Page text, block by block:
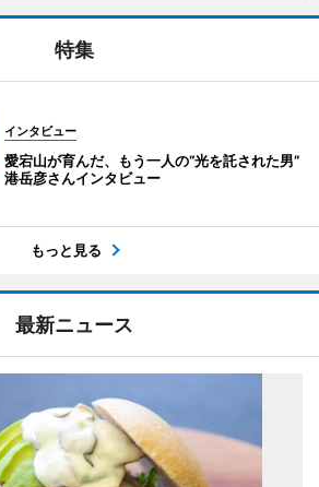
特集
インタビュー
愛宕山が育んだ、もう一人の“光を託された男”
港岳彦さんインタビュー
もっと見る
最新ニュース